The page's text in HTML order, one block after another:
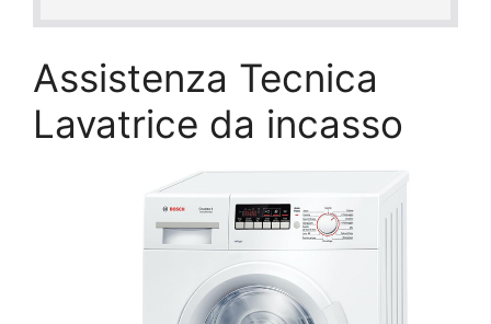
Assistenza Tecnica
Lavatrice da incasso